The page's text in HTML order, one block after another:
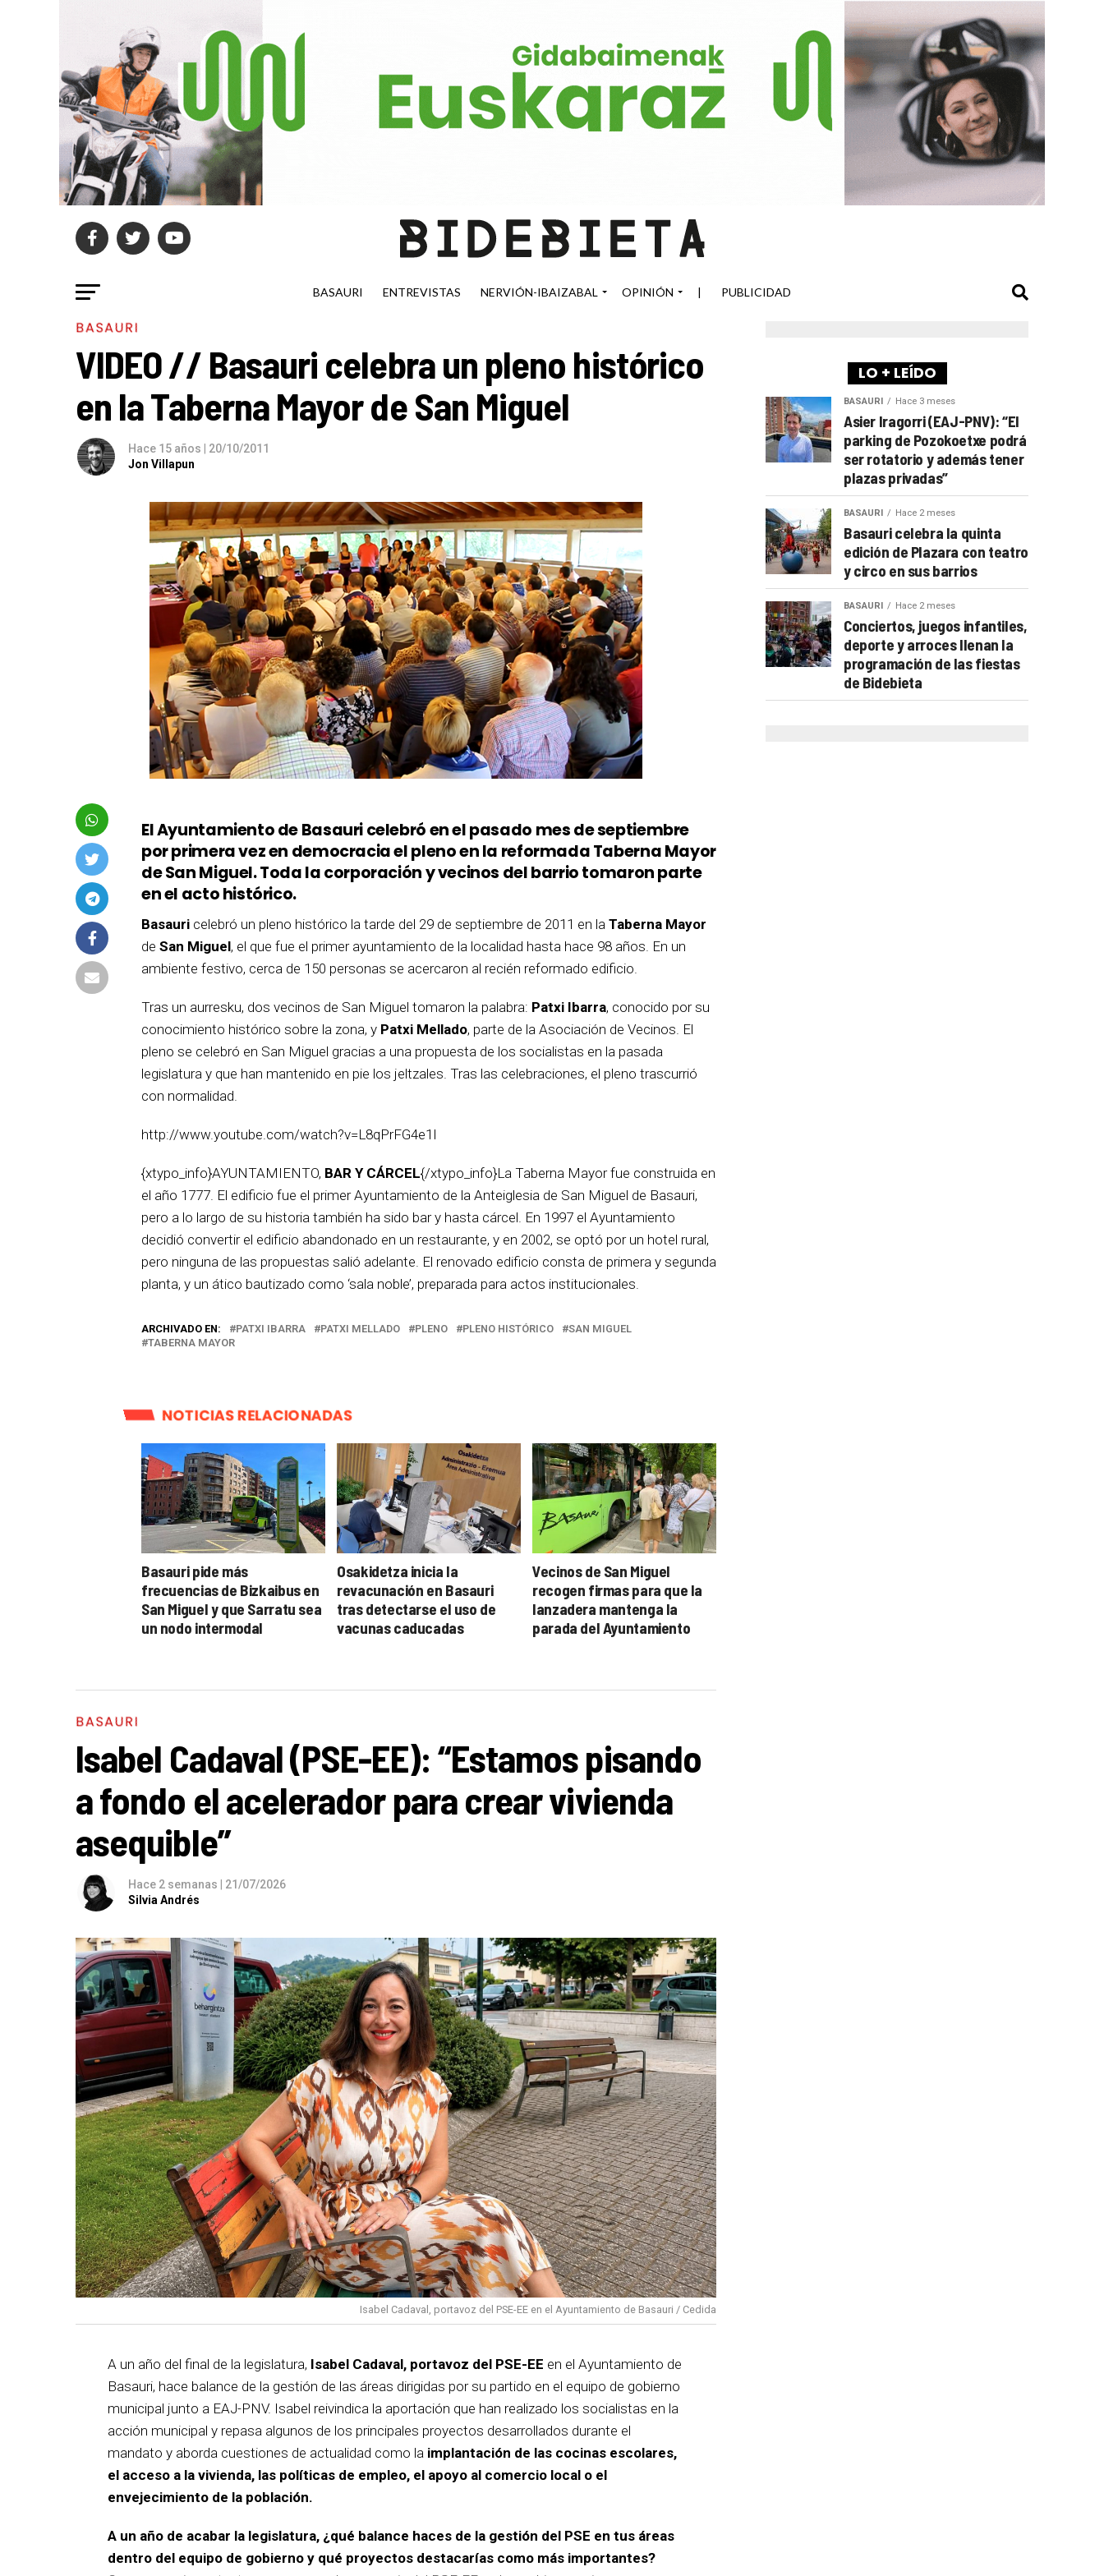
BASAURI ENTREVISTAS NERVIÓN-IBAIZABAL OPINIÓN | PUBLICIDAD
BASAURI
VIDEO // Basauri celebra un pleno histórico
en la Taberna Mayor de San Miguel
Hace 15 años | 20/10/2011
Jon Villapun
El Ayuntamiento de Basauri celebró en el pasado mes de septiembre
por primera vez en democracia el pleno en la reformada Taberna Mayor
de San Miguel. Toda la corporación y vecinos del barrio tomaron parte
en el acto histórico.
Basauri celebró un pleno histórico la tarde del 29 de septiembre de 2011 en la Taberna Mayor
de San Miguel, el que fue el primer ayuntamiento de la localidad hasta hace 98 años. En un
ambiente festivo, cerca de 150 personas se acercaron al recién reformado edificio.
Tras un aurresku, dos vecinos de San Miguel tomaron la palabra: Patxi Ibarra, conocido por su
conocimiento histórico sobre la zona, y Patxi Mellado, parte de la Asociación de Vecinos. El
pleno se celebró en San Miguel gracias a una propuesta de los socialistas en la pasada
legislatura y que han mantenido en pie los jeltzales. Tras las celebraciones, el pleno trascurrió
con normalidad.
http://www.youtube.com/watch?v=L8qPrFG4e1I
{xtypo_info}AYUNTAMIENTO, BAR Y CÁRCEL{/xtypo_info}La Taberna Mayor fue construida en
el año 1777. El edificio fue el primer Ayuntamiento de la Anteiglesia de San Miguel de Basauri,
pero a lo largo de su historia también ha sido bar y hasta cárcel. En 1997 el Ayuntamiento
decidió convertir el edificio abandonado en un restaurante, y en 2002, se optó por un hotel rural,
pero ninguna de las propuestas salió adelante. El renovado edificio consta de primera y segunda
planta, y un ático bautizado como ‘sala noble’, preparada para actos institucionales.
ARCHIVADO EN: PATXI IBARRA PATXI MELLADO PLENO PLENO HISTÓRICO
SAN MIGUEL
TABERNA MAYOR
NOTICIAS RELACIONADAS
Basauri pide más
frecuencias de Bizkaibus en
San Miguel y que Sarratu sea
un nodo intermodal
Osakidetza inicia la
revacunación en Basauri
tras detectarse el uso de
vacunas caducadas
Vecinos de San Miguel
recogen firmas para que la
lanzadera mantenga la
parada del Ayuntamiento
BASAURI
Isabel Cadaval (PSE-EE): “Estamos pisando
a fondo el acelerador para crear vivienda
asequible”
Hace 2 semanas | 21/07/2026
Silvia Andrés
Isabel Cadaval, portavoz del PSE-EE en el Ayuntamiento de Basauri / Cedida
A un año del final de la legislatura, Isabel Cadaval, portavoz del PSE-EE en el Ayuntamiento de
Basauri, hace balance de la gestión de las áreas dirigidas por su partido en el equipo de gobierno
municipal junto a EAJ-PNV. Isabel reivindica la aportación que han realizado los socialistas en la
acción municipal y repasa algunos de los principales proyectos desarrollados durante el
mandato y aborda cuestiones de actualidad como la implantación de las cocinas escolares,
el acceso a la vivienda, las políticas de empleo, el apoyo al comercio local o el
envejecimiento de la población.
A un año de acabar la legislatura, ¿qué balance haces de la gestión del PSE en tus áreas
dentro del equipo de gobierno y qué proyectos destacarías como más importantes?
LO + LEÍDO
BASAURI Hace 3 meses
Asier Iragorri (EAJ-PNV): “El
parking de Pozokoetxe podrá
ser rotatorio y además tener
plazas privadas”
BASAURI Hace 2 meses
Basauri celebra la quinta
edición de Plazara con teatro
y circo en sus barrios
BASAURI Hace 2 meses
Conciertos, juegos infantiles,
deporte y arroces llenan la
programación de las fiestas
de Bidebieta